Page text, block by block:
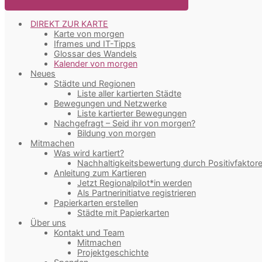
DIREKT ZUR KARTE
Karte von morgen
Iframes und IT-Tipps
Glossar des Wandels
Kalender von morgen
Neues
Städte und Regionen
Liste aller kartierten Städte
Bewegungen und Netzwerke
Liste kartierter Bewegungen
Nachgefragt – Seid ihr von morgen?
Bildung von morgen
Mitmachen
Was wird kartiert?
Nachhaltigkeitsbewertung durch
Anleitung zum Kartieren
Jetzt Regionalpilot*in werden
Als Partnerinitiatve registrieren
Papierkarten erstellen
Städte mit Papierkarten
Über uns
Kontakt und Team
Mitmachen
Projektgeschichte